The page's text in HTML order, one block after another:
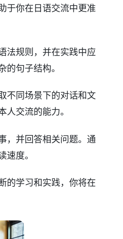
于你在日语交流中更准
法规则，并在实践中应
句子结构。
不同场景下的对话和文
交流的能力。
，并回答相关问题。通
速度。
的学习和实践，你将在